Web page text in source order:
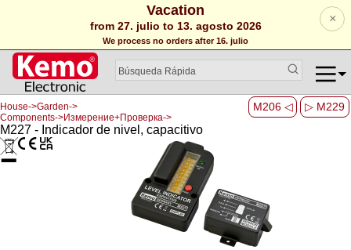
Vacation
from 27. julio to 13. agosto 2026
We process no orders after 16. julio
×
M206 ◁ ▷ M229
House->Garden->
Components->Измерение+Проверка->
M227 - Indicador de nivel, capacitivo